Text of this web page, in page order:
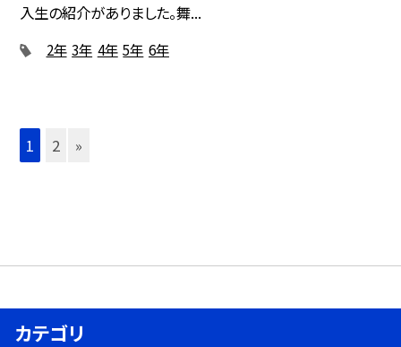
入生の紹介がありました。舞...
2年 3年 4年 5年 6年
1 2 »
カテゴリ